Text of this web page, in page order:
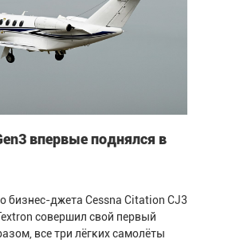
впервые поднялся в
бизнес-джета Cessna Citation CJ3
совершил свой первый
все три лёгких самолёты